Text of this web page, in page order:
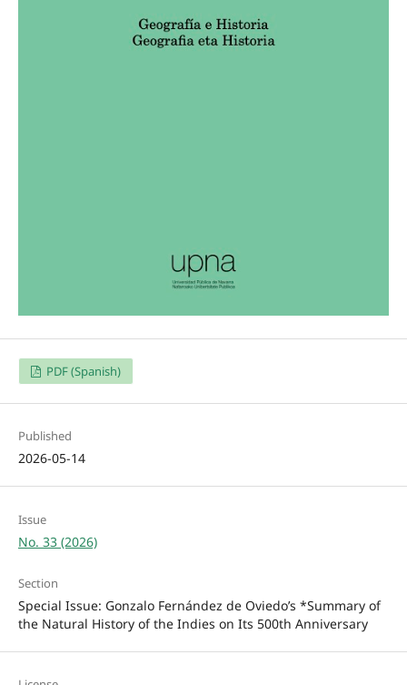
PDF (Spanish)
Published
2026-05-14
Issue
No. 33 (2026)
Section
Special Issue: Gonzalo Fernández de Oviedo’s *Summary of
the Natural History of the Indies on Its 500th Anniversary